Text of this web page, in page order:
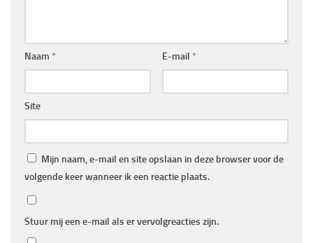
Naam * E-mail *
Site
Mijn naam, e-mail en site opslaan in deze browser voor de
volgende keer wanneer ik een reactie plaats.
Stuur mij een e-mail als er vervolgreacties zijn.